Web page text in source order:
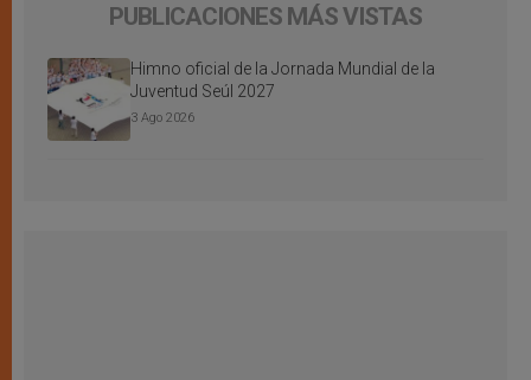
PUBLICACIONES MÁS VISTAS
Himno oficial de la Jornada Mundial de la
Juventud Seúl 2027
3 Ago 2026